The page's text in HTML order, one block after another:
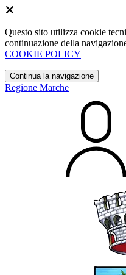
Questo sito utilizza cookie
continuazione della
COOKIE POLICY
Continua la navigazione
Regione Marche